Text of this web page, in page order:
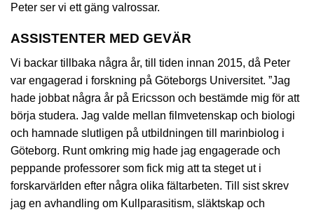
Peter ser vi ett gäng valrossar.
ASSISTENTER MED GEVÄR
Vi backar tillbaka några år, till tiden innan 2015, då Peter
var engagerad i forskning på Göteborgs Universitet. ”Jag
hade jobbat några år på Ericsson och bestämde mig för att
börja studera. Jag valde mellan filmvetenskap och biologi
och hamnade slutligen på utbildningen till marinbiolog i
Göteborg. Runt omkring mig hade jag engagerade och
peppande professorer som fick mig att ta steget ut i
forskarvärlden efter några olika fältarbeten. Till sist skrev
jag en avhandling om Kullparasitism, släktskap och